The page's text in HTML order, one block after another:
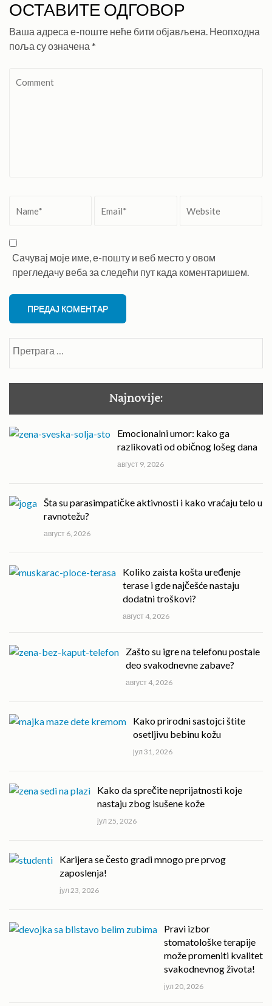
ОСТАВИТЕ ОДГОВОР
Ваша адреса е-поште неће бити објављена. Неопходна
поља су означена *
Сачувај моје име, е-пошту и веб место у овом
прегледачу веба за следећи пут када коментаришем.
Najnovije:
Emocionalni umor: kako ga
razlikovati od običnog lošeg dana
август 9, 2026
Šta su parasimpatičke aktivnosti i kako vraćaju telo u
ravnotežu?
август 6, 2026
Koliko zaista košta uređenje
terase i gde najčešće nastaju
dodatni troškovi?
август 4, 2026
Zašto su igre na telefonu postale
deo svakodnevne zabave?
август 4, 2026
Kako prirodni sastojci štite
osetljivu bebinu kožu
јул 31, 2026
Kako da sprečite neprijatnosti koje
nastaju zbog isušene kože
јул 25, 2026
Karijera se često gradi mnogo pre prvog
zaposlenja!
јул 23, 2026
Pravi izbor
stomatološke terapije
može promeniti kvalitet
svakodnevnog života!
јул 20, 2026